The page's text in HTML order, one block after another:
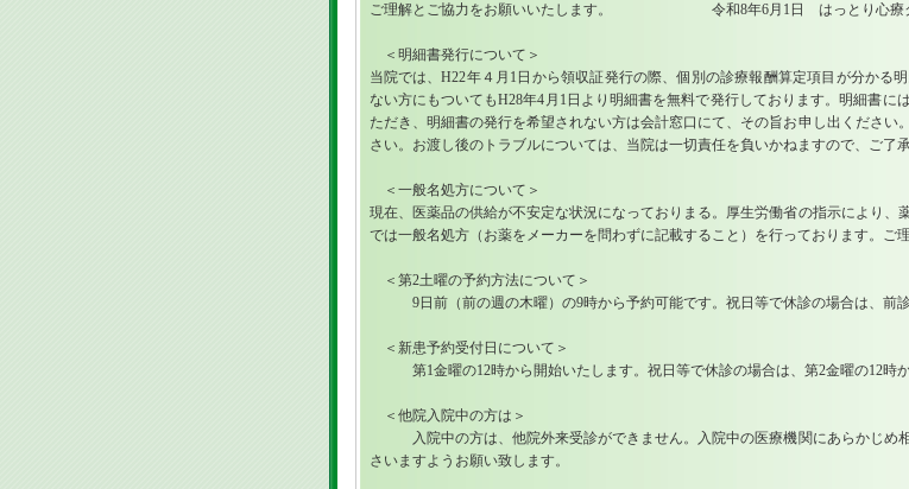
ご理解とご協力をお願いいたします。 令和8年6月1日 はっとり心
＜明細書発行について＞
当院では、H22年４月1日から領収証発行の際、個別の診療報酬算定項目が分かる
ない方にもついてもH28年4月1日より明細書を無料で発行しております。明細書に
ただき、明細書の発行を希望されない方は会計窓口にて、その旨お申し出ください
さい。お渡し後のトラブルについては、当院は一切責任を負いかねますので、ご了承
＜一般名処方について＞
現在、医薬品の供給が不安定な状況になっておりまる。厚生労働省の指示により、
では一般名処方（お薬をメーカーを問わずに記載すること）を行っております。ご
＜第2土曜の予約方法について＞
9日前（前の週の木曜）の9時から予約可能です。祝日等で休診の場合は、前診
＜新患予約受付日について＞
第1金曜の12時から開始いたします。祝日等で休診の場合は、第2金曜の12時か
＜他院入院中の方は＞
入院中の方は、他院外来受診ができません。入院中の医療機関にあらかじめ相
さいますようお願い致します。